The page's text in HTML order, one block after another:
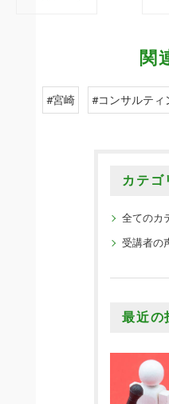
関
#宮崎 #コンサルティ
カテゴ
全てのカ
受講者の
最近の